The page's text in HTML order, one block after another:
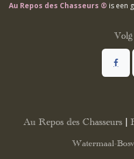
Au Repos des Chasseurs ® is een
Au Repos des Chasseurs |
Watermaal-